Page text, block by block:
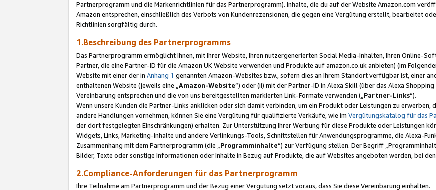
Partnerprogramm und die Markenrichtlinien für das Partnerprogramm). Inhalte, die du auf der Website Amazon.com
Amazon entsprechen, einschließlich des Verbots von Kundenrezensionen, die gegen eine Vergütung erstellt, bearbeitet
Richtlinien sorgfältig durch.
1.Beschreibung des Partnerprogramms
Das Partnerprogramm ermöglicht Ihnen, mit Ihrer Website, Ihren nutzergenerierten Social Media-Inhalten, Ihren Online-
Partner, die eine Partner-ID für die Amazon UK Website verwenden und Produkte auf amazon.co.uk anbieten) (im Folgenden
Website mit einer der in Anhang 1 genannten Amazon-Websites bzw., sofern dies an Ihrem Standort verfügbar ist, einer
enthaltenen Website (jeweils eine „ Amazon-Website“) oder (ii) mit der Partner-ID in Alexa Skill (über das Alexa
Vereinbarung entsprechen und die von uns bereitgestellten markierten Link-Formate verwenden („ Partner-Links“).
Wenn unsere Kunden die Partner-Links anklicken oder sich damit verbinden, um ein Produkt oder Leistungen zu
andere Handlungen vornehmen, können Sie eine Vergütung für qualifizierte Verkäufe, wie im Vergütungskatalog für das
der dort festgelegten Einschränkungen) erhalten. Zur Unterstützung Ihrer Werbung für diese Produkte oder Leistungen
Widgets, Links, Marketing-Inhalte und andere Verlinkungs-Tools, Schnittstellen für Anwendungsprogramme, die Alexa-
Zusammenhang mit dem Partnerprogramm (die „ Programminhalte“) zur Verfügung stellen. Der Begriff
Bilder, Texte oder sonstige Informationen oder Inhalte in Bezug auf Produkte, die auf Websites angeboten werden, bei
2.Compliance-Anforderungen für das Partnerprogramm
Ihre Teilnahme am Partnerprogramm und der Bezug einer Vergütung setzt voraus, dass Sie diese Vereinbarung einhalten.